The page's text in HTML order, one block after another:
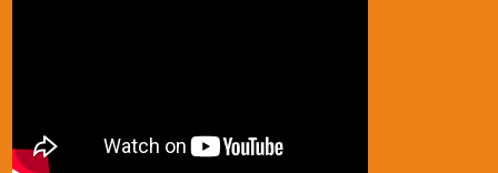
El o la profesional en ingeniería en
El Departamento de Gestión Agraria junto a su